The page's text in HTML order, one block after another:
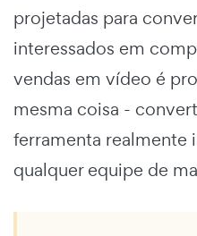
projetadas para
interessados em
vendas em vídeo é
mesma coisa -
ferramenta realmente
qualquer equipe de